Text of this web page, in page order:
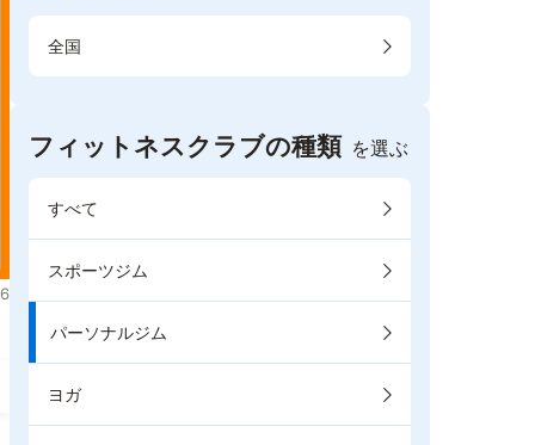
全国
フィットネスクラブの種類 を選ぶ
すべて
スポーツジム
パーソナルジム
ヨガ